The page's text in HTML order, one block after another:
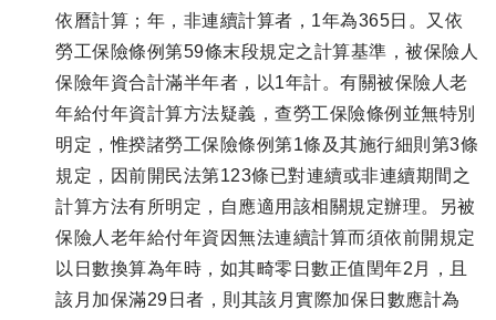
依曆計算；年，非連續計算者，1年為365日。又依
勞工保險條例第59條末段規定之計算基準，被保險人
保險年資合計滿半年者，以1年計。有關被保險人老
年給付年資計算方法疑義，查勞工保險條例並無特別
明定，惟揆諸勞工保險條例第1條及其施行細則第3條
規定，因前開民法第123條已對連續或非連續期間之
計算方法有所明定，自應適用該相關規定辦理。另被
保險人老年給付年資因無法連續計算而須依前開規定
以日數換算為年時，如其畸零日數正值閏年2月，且
該月加保滿29日者，則其該月實際加保日數應計為